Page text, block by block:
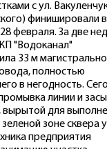
с ул.
финишировали в
февраля. За две
"Водоканал"
33 м
полностью
в негодность.
линии и
вырытой для
зоне сквера у
предприятия